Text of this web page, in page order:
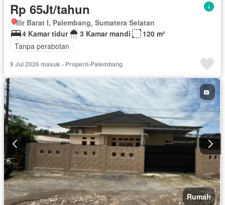
Rp 65Jt/tahun
Ilir Barat I, Palembang, Sumatera Selatan
4 Kamar tidur
3 Kamar mandi
120 m²
Tanpa perabotan
9 Jul 2026 masuk - Properti-Palembang
Rumah